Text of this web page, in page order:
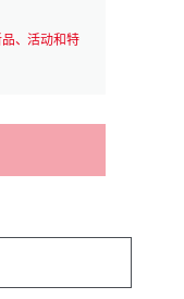
、活动和特